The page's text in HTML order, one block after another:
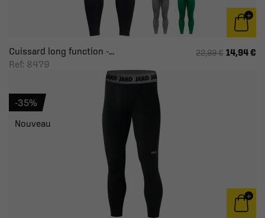
Cuissard long function -...
Ref: 8479
22,99 € 14,94 €
-35%
Nouveau